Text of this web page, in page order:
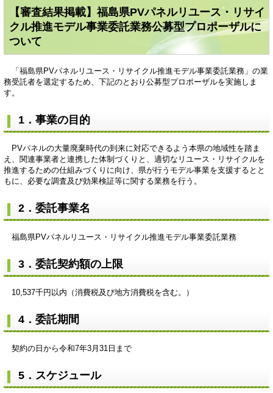
【審査結果掲載】福島県PVパネルリユース・リサイ
クル推進モデル事業委託業務公募型プロポーザルに
ついて
「福島県PVパネルリユース・リサイクル推進モデル事業委託業務」の業
務受託者を選定するため、下記のとおり公募型プロポーザルを実施しま
す。
1．事業の目的
PVパネルの大量廃棄時代の到来に対応できるよう本県の地域性を踏ま
え、関連事業者と連携した体制づくりと、適切なリユース・リサイクルを
推進するための仕組みづくりに向け、県が行うモデル事業を支援するとと
もに、必要な調査及び効果検証等に関する業務を行う。
2．委託事業名
福島県PVパネルリユース・リサイクル推進モデル事業委託業務
3．委託契約額の上限
10,537千円以内（消費税及び地方消費税を含む。）
4．委託期間
契約の日から令和7年3月31日まで
5．スケジュール